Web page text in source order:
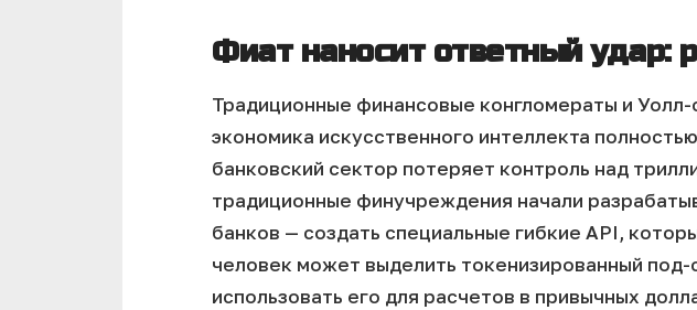
Фиат наносит ответный удар:
Традиционные финансовые конгломераты и
экономика искусственного интеллекта
банковский сектор потеряет контроль над
традиционные финучреждения начали
банков — создать специальные гибкие API,
человек может выделить токенизированный
использовать его для расчетов в привычных